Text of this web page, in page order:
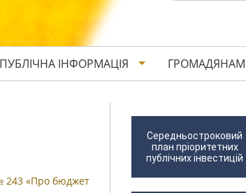
ПУБЛІЧНА ІНФОРМАЦІЯ ГРОМАДЯНАМ
243 «Про бюджет
Середньостроковий
план пріоритетних
публічних інвестицій